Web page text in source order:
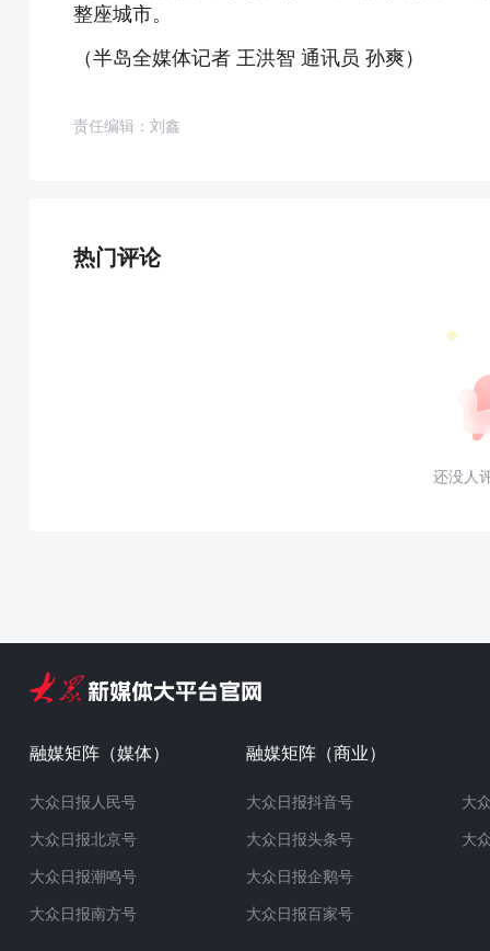
整座城市。
（半岛全媒体记者 王洪智 通讯员 孙爽）
责任编辑：刘鑫
热门评论
还没人
融媒矩阵（媒体）
大众日报人民号
大众日报北京号
大众日报潮鸣号
大众日报南方号
融媒矩阵（商业）
大众日报抖音号
大众日报头条号
大众日报企鹅号
大众日报百家号
大
大